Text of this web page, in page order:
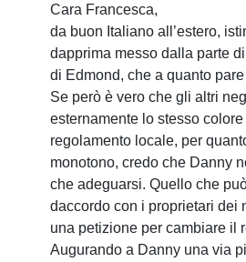
Cara Francesca,
da buon Italiano all’estero,
dapprima messo dalla parte
di Edmond, che a quanto
Se però è vero che gli altri
esternamente lo stesso
regolamento locale, per
monotono, credo che Danny
che adeguarsi. Quello che
daccordo con i proprietari dei
una petizione per cambiare il
Augurando a Danny una via